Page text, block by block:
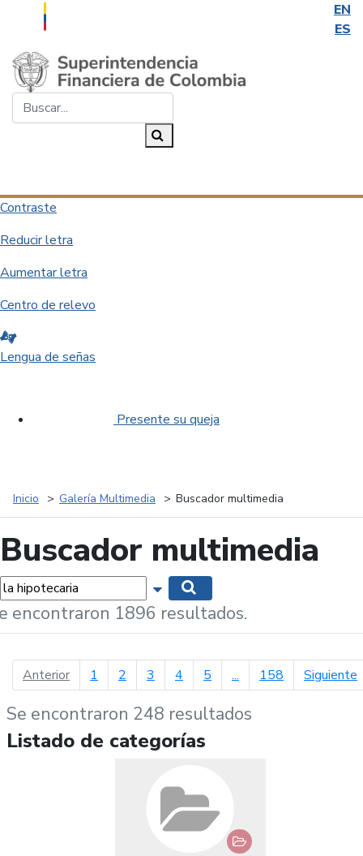
EN
ES
Saltar al contenido principal
Contraste
Reducir letra
Aumentar letra
Centro de relevo
Lengua de señas
Presente su queja
Inicio Galería Multimedia Buscador multimedia
Buscador multimedia
Mostrar opciones de búsqueda
encontraron 1896 resultados.
Anteriorpágina anterior
1 2 3 4 5 ... 158 Siguiente
Se encontraron 248 resultados
Listado de categorías